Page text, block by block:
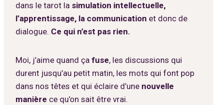
dans le tarot la simulation intellectuelle,
l’apprentissage, la communication et donc de
dialogue. Ce qui n’est pas rien.
Moi, j’aime quand ça fuse, les discussions qui
durent jusqu’au petit matin, les mots qui font pop
dans nos têtes et qui éclaire d’une nouvelle
manière ce qu’on sait être vrai.